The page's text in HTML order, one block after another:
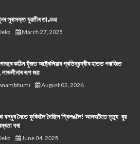
সুৰাসক্ত যুৱতীৰ তাণ্ডৱ
March 27, 2025
কঠিন যুঁজত অষ্ট্ৰেলিয়াৰ প্ৰতিদ্বন্দ্বীৰ হাতত পৰাজিত
ৰূপ জয়
August 02, 2026
বন্ধুৰ সৈতে ফুৰিবলৈ গৈছিল শ্বিলঙলৈ! আদবাটতে মৃত্যু যুৱ
বৰা
June 04, 2025